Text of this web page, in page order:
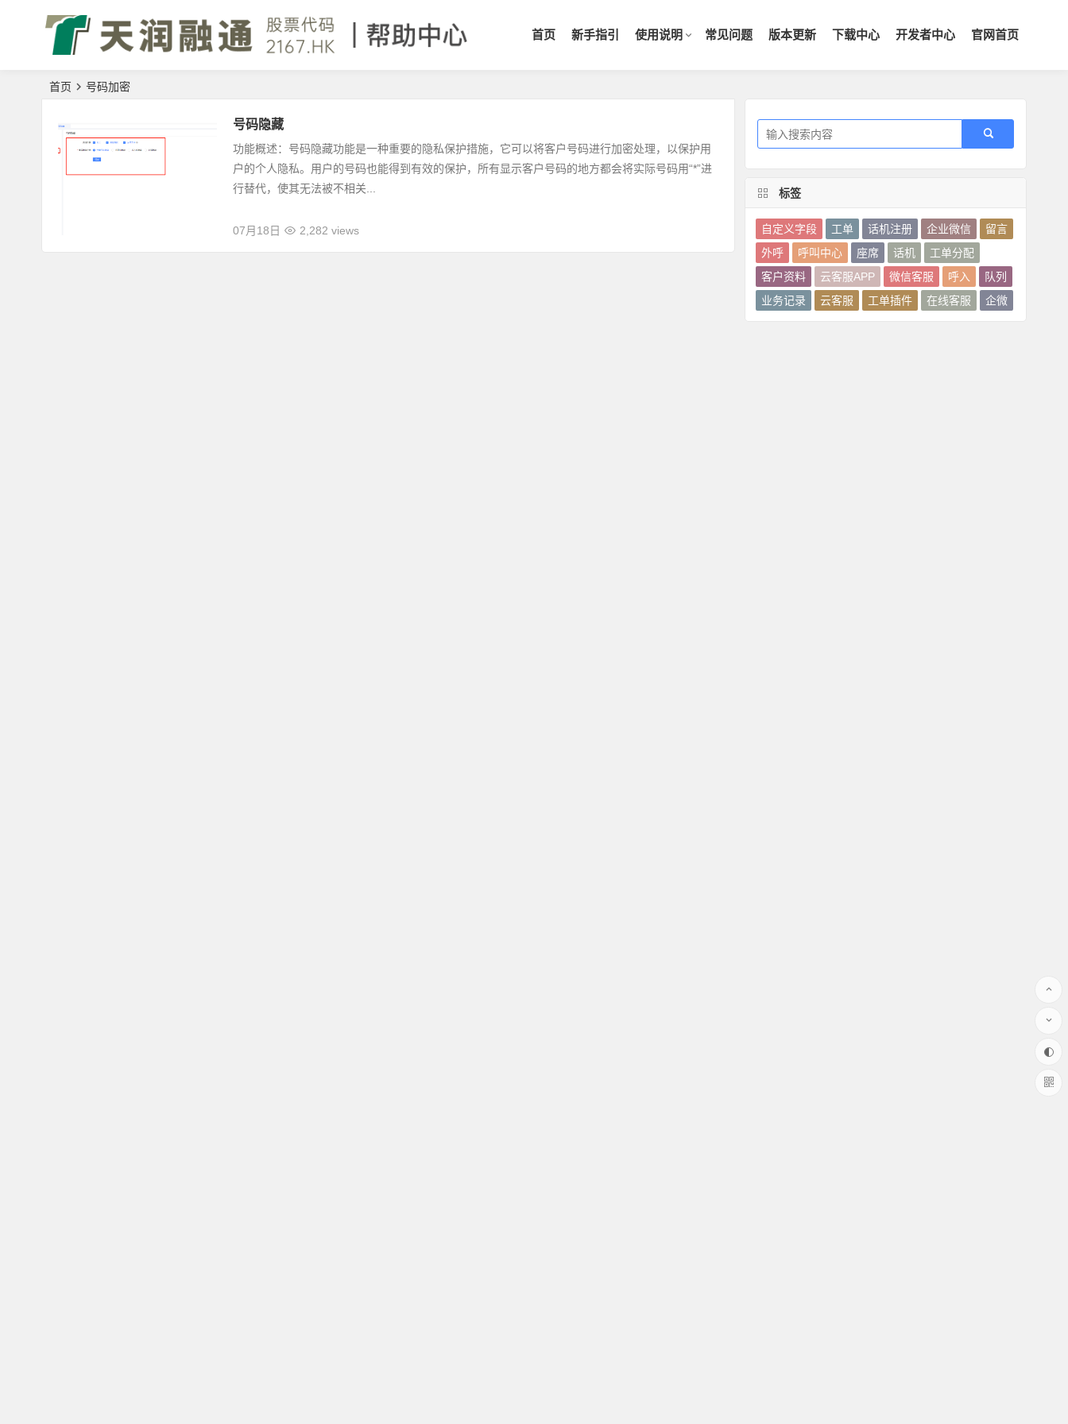
首页 新手指引 使用说明 常见问题 版本更新 下载中心 开发者中心 官网首页
首页 号码加密
号码隐藏
功能概述：号码隐藏功能是一种重要的隐私保护措施，它可以将客户号码进行加密处理，以保护用
户的个人隐私。用户的号码也能得到有效的保护，所有显示客户号码的地方都会将实际号码用“*”进
行替代，使其无法被不相关...
07月18日 2,282 views
标签
自定义字段 工单 话机注册 企业微信
留言
外呼
呼叫中心 座席 话机
工单分配
客户资料
云客服APP 微信客服 呼入
队列
业务记录
云客服 工单插件 在线客服 企微